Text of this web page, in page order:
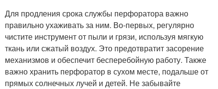
Для продления срока службы перфоратора важно
правильно ухаживать за ним. Во-первых, регулярно
чистите инструмент от пыли и грязи, используя мягкую
ткань или сжатый воздух. Это предотвратит засорение
механизмов и обеспечит бесперебойную работу. Также
важно хранить перфоратор в сухом месте, подальше от
прямых солнечных лучей и детей. Не забывайте